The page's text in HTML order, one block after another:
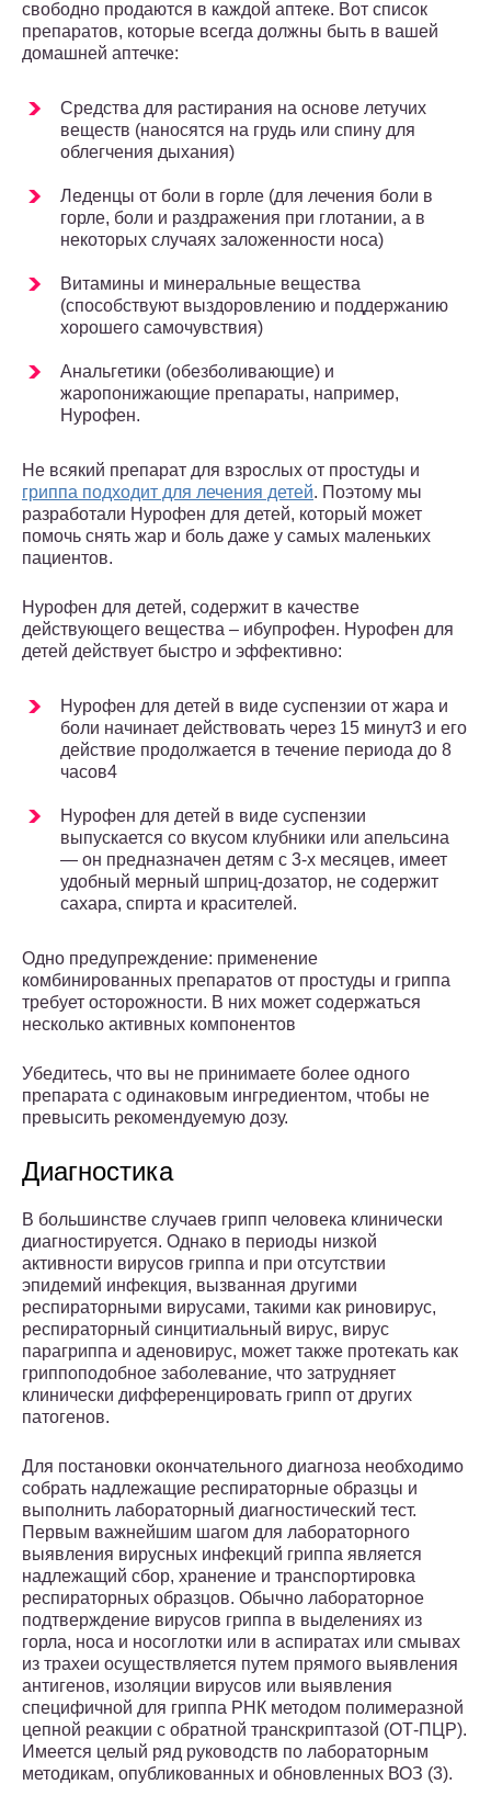
свободно продаются в каждой аптеке. Вот список
препаратов, которые всегда должны быть в вашей
домашней аптечке:
Средства для растирания на основе летучих
веществ (наносятся на грудь или спину для
облегчения дыхания)
Леденцы от боли в горле (для лечения боли в
горле, боли и раздражения при глотании, а в
некоторых случаях заложенности носа)
Витамины и минеральные вещества
(способствуют выздоровлению и поддержанию
хорошего самочувствия)
Анальгетики (обезболивающие) и
жаропонижающие препараты, например,
Нурофен.
Не всякий препарат для взрослых от простуды и
гриппа подходит для лечения детей. Поэтому мы
разработали Нурофен для детей, который может
помочь снять жар и боль даже у самых маленьких
пациентов.
Нурофен для детей, содержит в качестве
действующего вещества – ибупрофен. Нурофен для
детей действует быстро и эффективно:
Нурофен для детей в виде суспензии от жара и
боли начинает действовать через 15 минут3 и его
действие продолжается в течение периода до 8
часов4
Нурофен для детей в виде суспензии
выпускается со вкусом клубники или апельсина
— он предназначен детям с 3-х месяцев, имеет
удобный мерный шприц-дозатор, не содержит
сахара, спирта и красителей.
Одно предупреждение: применение
комбинированных препаратов от простуды и гриппа
требует осторожности. В них может содержаться
несколько активных компонентов
Убедитесь, что вы не принимаете более одного
препарата с одинаковым ингредиентом, чтобы не
превысить рекомендуемую дозу.
Диагностика
В большинстве случаев грипп человека клинически
диагностируется. Однако в периоды низкой
активности вирусов гриппа и при отсутствии
эпидемий инфекция, вызванная другими
респираторными вирусами, такими как риновирус,
респираторный синцитиальный вирус, вирус
парагриппа и аденовирус, может также протекать как
гриппоподобное заболевание, что затрудняет
клинически дифференцировать грипп от других
патогенов.
Для постановки окончательного диагноза необходимо
собрать надлежащие респираторные образцы и
выполнить лабораторный диагностический тест.
Первым важнейшим шагом для лабораторного
выявления вирусных инфекций гриппа является
надлежащий сбор, хранение и транспортировка
респираторных образцов. Обычно лабораторное
подтверждение вирусов гриппа в выделениях из
горла, носа и носоглотки или в аспиратах или смывах
из трахеи осуществляется путем прямого выявления
антигенов, изоляции вирусов или выявления
специфичной для гриппа РНК методом полимеразной
цепной реакции с обратной транскриптазой (ОТ-ПЦР).
Имеется целый ряд руководств по лабораторным
методикам, опубликованных и обновленных ВОЗ (3).